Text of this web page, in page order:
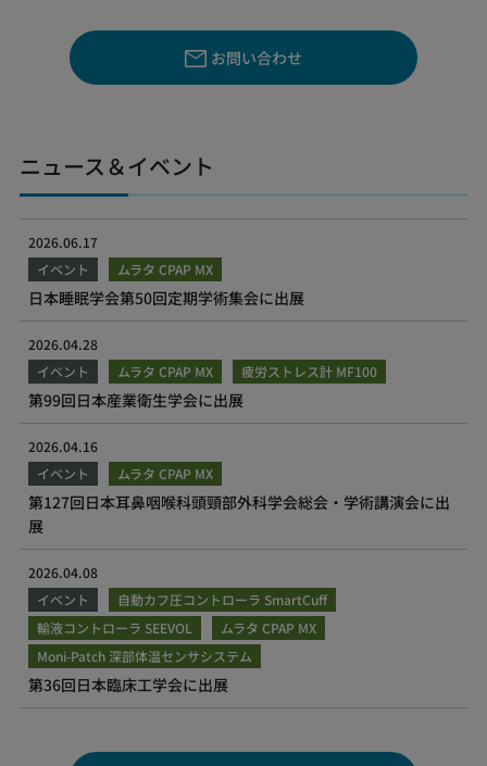
お問い合わせ
ニュース＆イベント
2026.06.17
イベント
ムラタ CPAP MX
日本睡眠学会第50回定期学術集会に出展
2026.04.28
イベント
ムラタ CPAP MX 疲労ストレス計 MF100
第99回日本産業衛生学会に出展
2026.04.16
イベント
ムラタ CPAP MX
第127回日本耳鼻咽喉科頭頸部外科学会総会・学術講演会に出
展
2026.04.08
イベント
自動カフ圧コントローラ SmartCuff
輸液コントローラ SEEVOL
ムラタ CPAP MX
Moni-Patch 深部体温センサシステム
第36回日本臨床工学会に出展